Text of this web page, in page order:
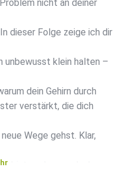
nicht an deiner
dieser Folge zeige ich dir
unbewusst klein halten –
dein Gehirn durch
verstärkt, die dich
Wege gehst. Klar,
bist, anders zu denken,